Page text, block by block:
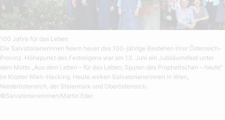
100 Jahre für das Leben
Die Salvatorianerinnen feiern heuer das 100-jährige Bestehen ihrer Österreich-
Provinz. Höhepunkt des Festreigens war am 13. Juni ein Jubiläumsfest unter
dem Motto „Aus dem Leben – für das Leben; Spuren des Prophetischen – heute“
im Kloster Wien-Hacking. Heute wirken Salvatorianerinnen in Wien,
Niederösterreich, der Steiermark und Oberösterreich.
©Salvatorianerinnen/Martin Eder